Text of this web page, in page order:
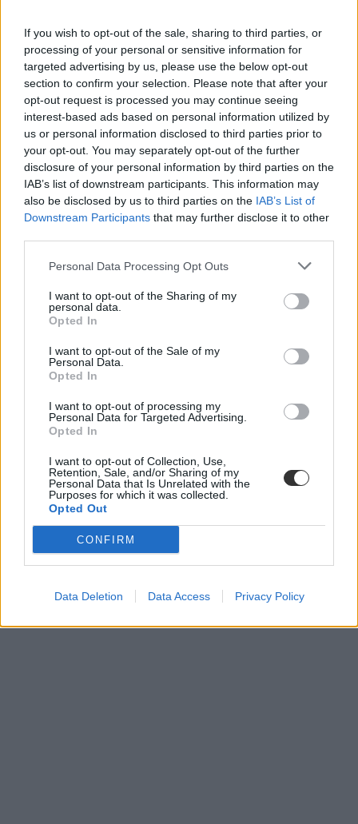
If you wish to opt-out of the sale, sharing to third parties, or
processing of your personal or sensitive information for
targeted advertising by us, please use the below opt-out
section to confirm your selection. Please note that after your
opt-out request is processed you may continue seeing
interest-based ads based on personal information utilized by
us or personal information disclosed to third parties prior to
your opt-out. You may separately opt-out of the further
disclosure of your personal information by third parties on the
IAB’s list of downstream participants. This information may
also be disclosed by us to third parties on the IAB’s List of
Downstream Participants that may further disclose it to other
Personal Data Processing Opt Outs
I want to opt-out of the Sharing of my
personal data.
Opted In
I want to opt-out of the Sale of my
Personal Data.
Opted In
I want to opt-out of processing my
Personal Data for Targeted Advertising.
Opted In
I want to opt-out of Collection, Use,
Retention, Sale, and/or Sharing of my
Personal Data that Is Unrelated with the
Purposes for which it was collected.
Opted Out
CONFIRM
Data Deletion Data Access Privacy Policy
pedagógus állás
álláshirdetés
közigállás